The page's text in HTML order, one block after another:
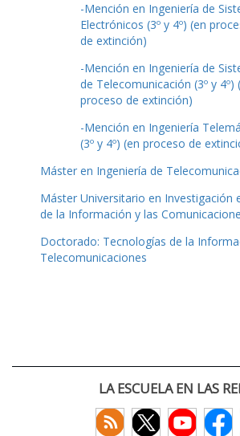
-Mención en Ingeniería de
Electrónicos (3º y 4º) (en
de extinción)
-Mención en Ingeniería de
de Telecomunicación (3º y 4º)
proceso de extinción)
-Mención en Ingeniería
(3º y 4º) (en proceso de
Máster en Ingeniería de
Máster Universitario en Investigación
de la Información y las
Doctorado: Tecnologías de la
Telecomunicaciones
LA ESCUELA EN LAS